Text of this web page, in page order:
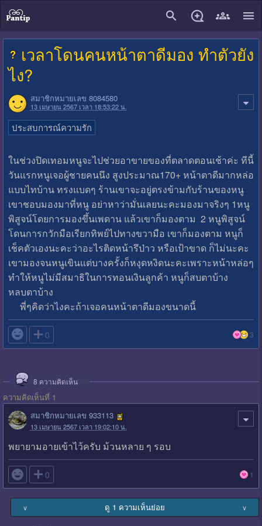
เวลาโดนคนหน้าตาดีมอง ทำตัวยัง
ไง?
สมาชิกหมายเลข 8084580
13 เมษายน 2567 เวลา 18:53:22 น.
ประสบการณ์ความรัก
ในช่วงปิดเทอมหนูจะไปช่วยอาขายของที่ตลาดตอนเช้าค่ะ ทีนี้
วันแรกหนูเจอผู้ชายคนนึง สูงประมาณ170+ หน้าตาดีมากหล่อ
แบบไทบ้าน ทรงแบดๆ ร้านเขาจะอยู่ตรงข้ามกับร้านของหนู
เขาชอบมองมาที่หนู อย่าหาว่ามั่นเลยนะคะมองมาจริงๆ 1หนู
พิสูจน์โดยการมองขึ้นเพดาน แล้วเขาก็มองตาม 2 หนูพิสูจน์
โดนการกวักมือเรียกทิพย์ไปทางขวามือ เขาก็มองตาม หนูก็
เช็คตัวเองนะคะว่าอะไรติดหน้ารึป่าว หรือเป้าขาด ก็ไม่นะคะ
เขามองจนหนูเขินแต่บางครั้งก็หงุดหงิดนะคะเพราะหน้าหล่อๆ
ทำให้หนูไม่มีสมาธิในการทอนเงินลูกค้า หนูก็สบตาบ้าง
หลบตาบ้าง
พี่ๆคิดว่าไงคะถ้าเจอคนหน้าตาดีมองขนาดนี้
 0 3
8 ความคิดเห็น
ความคิดเห็นที่ 1
สมาชิกหมายเลข 933113
13 เมษายน 2567 เวลา 19:02:10 น.
พยายามอายเข้าไว้ครับ ม้วนหลาย ๆ รอบ
 0 1
∨ ดู 1 ความเห็นย่อย ∨
close